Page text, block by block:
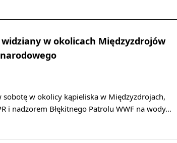
w okolicach Międzyzdrojów
sobotę w okolicy kąpieliska w Międzyzdrojach,
i nadzorem Błękitnego Patrolu WWF na wody…